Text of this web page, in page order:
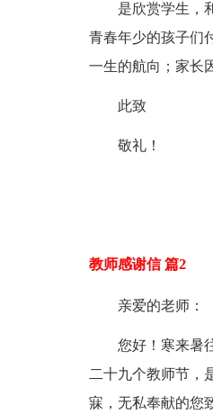
是欣赏学生，
青春年少的孩子们
一生的航向；家长
此致
敬礼！
教师感谢信 篇2
亲爱的老师：
您好！寒来暑
二十九个教师节，
寐，无私奉献的您